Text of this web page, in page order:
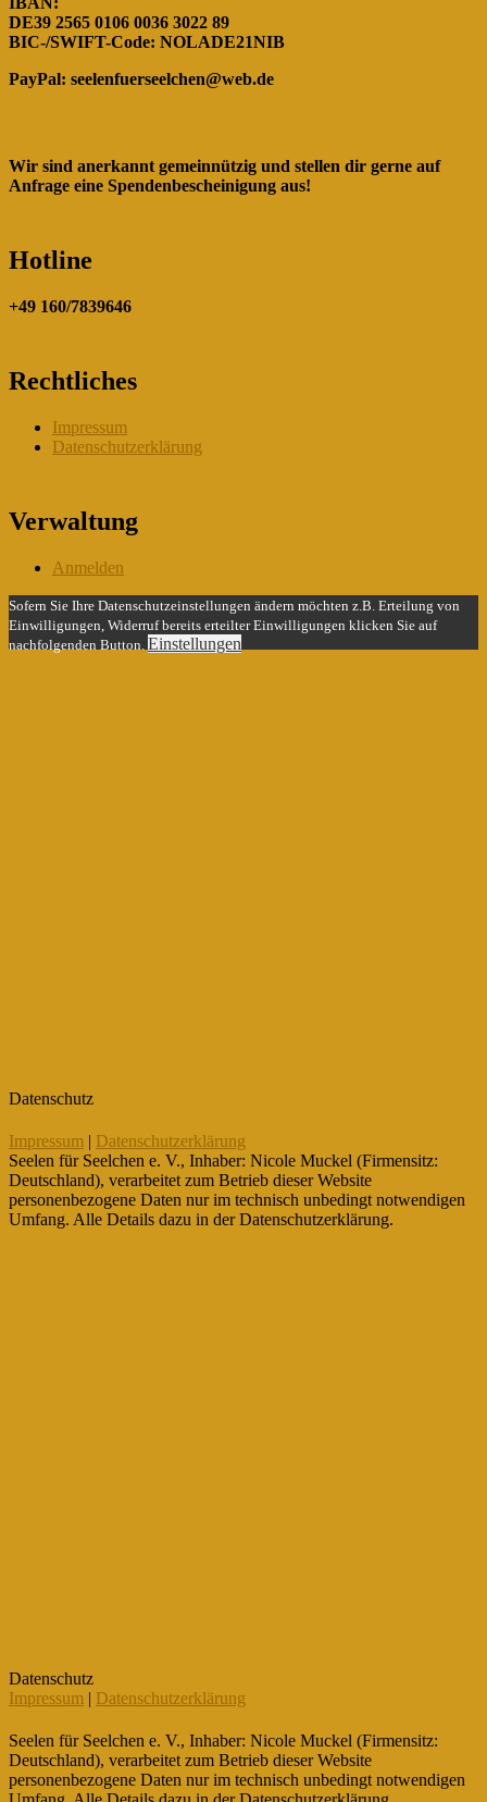
DE39 2565 0106 0036 3022 89
BIC-/SWIFT-Code: NOLADE21NIB
PayPal: seelenfuerseelchen@web.de
Wir sind anerkannt gemeinnützig und stellen dir gerne auf
Anfrage eine Spendenbescheinigung aus!
Hotline
+49 160/7839646
Rechtliches
Impressum
Datenschutzerklärung
Verwaltung
Anmelden
Sofern Sie Ihre Datenschutzeinstellungen ändern möchten z.B. Erteilung von
Einwilligungen, Widerruf bereits erteilter Einwilligungen klicken Sie auf
nachfolgenden Button. Einstellungen
Datenschutz
Impressum | Datenschutzerklärung
Seelen für Seelchen e. V., Inhaber: Nicole Muckel (Firmensitz:
Deutschland), verarbeitet zum Betrieb dieser Website
personenbezogene Daten nur im technisch unbedingt notwendigen
Umfang. Alle Details dazu in der Datenschutzerklärung.
Datenschutz
Impressum | Datenschutzerklärung
Seelen für Seelchen e. V., Inhaber: Nicole Muckel (Firmensitz:
Deutschland), verarbeitet zum Betrieb dieser Website
personenbezogene Daten nur im technisch unbedingt notwendigen